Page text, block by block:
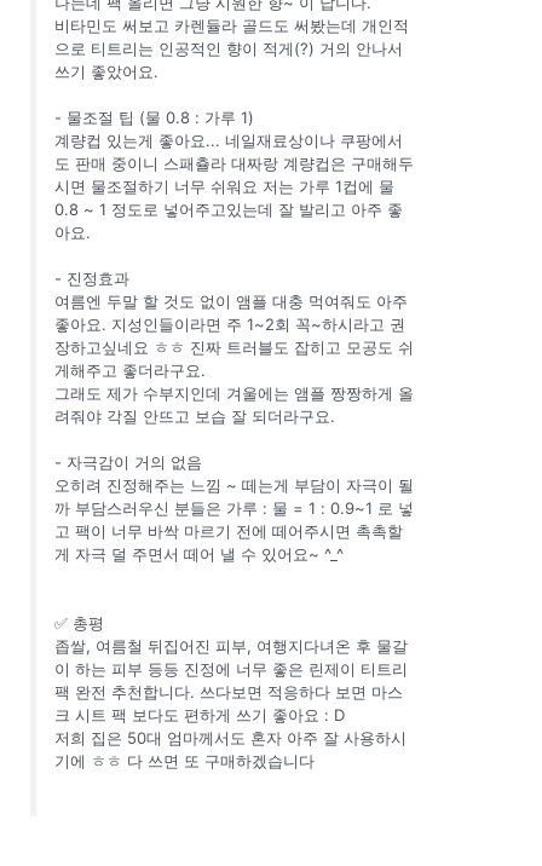
비타민도 써보고 카렌듈라 골드도 써봤는데 개인적
으로 티트리는 인공적인 향이 적게(?) 거의 안나서
쓰기 좋았어요.
- 물조절 팁 (물 0.8 : 가루 1)
계량컵 있는게 좋아요... 네일재료상이나 쿠팡에서
도 판매 중이니 스패츌라 대짜랑 계량컵은 구매해두
시면 물조절하기 너무 쉬워요 저는 가루 1컵에 물
0.8 ~ 1 정도로 넣어주고있는데 잘 발리고 아주 좋
아요.
- 진정효과
여름엔 두말 할 것도 없이 앰플 대충 먹여줘도 아주
좋아요. 지성인들이라면 주 1~2회 꼭~하시라고 권
장하고싶네요 ㅎㅎ 진짜 트러블도 잡히고 모공도 쉬
게해주고 좋더라구요.
그래도 제가 수부지인데 겨울에는 앰플 짱짱하게 올
려줘야 각질 안뜨고 보습 잘 되더라구요.
- 자극감이 거의 없음
오히려 진정해주는 느낌 ~ 떼는게 부담이 자극이 될
까 부담스러우신 분들은 가루 : 물 = 1 : 0.9~1 로 넣
고 팩이 너무 바싹 마르기 전에 떼어주시면 촉촉할
게 자극 덜 주면서 떼어 낼 수 있어요~ ^_^
✅ 총평
좁쌀, 여름철 뒤집어진 피부, 여행지다녀온 후 물갈
이 하는 피부 등등 진정에 너무 좋은 린제이 티트리
팩 완전 추천합니다. 쓰다보면 적응하다 보면 마스
크 시트 팩 보다도 편하게 쓰기 좋아요 : D
저희 집은 50대 엄마께서도 혼자 아주 잘 사용하시
기에 ㅎㅎ 다 쓰면 또 구매하겠습니다